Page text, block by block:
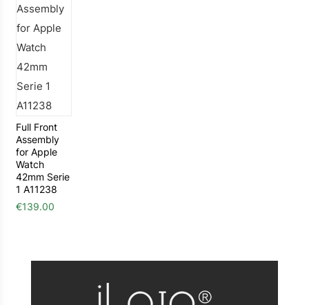
Full Front
Assembly
for Apple
Watch
42mm Serie
1 A11238
€139.00